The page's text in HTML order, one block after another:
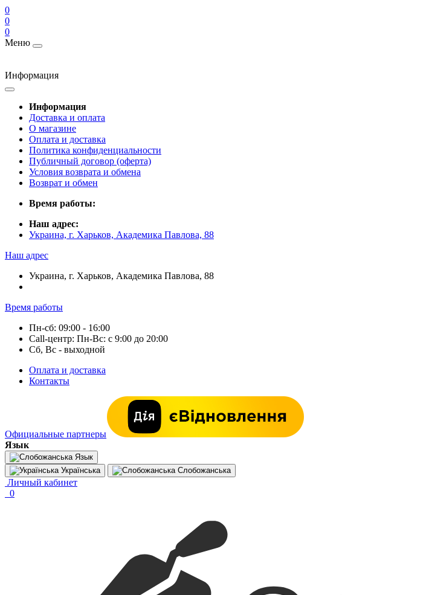
0
0
0
Меню
Информация
Информация
Доставка и оплата
О магазине
Оплата и доставка
Политика конфиденциальности
Публичный договор (оферта)
Условия возврата и обмена
Возврат и обмен
Время работы:
Наш адрес:
Украина, г. Харьков, Академика Павлова, 88
Наш адрес
Украина, г. Харьков, Академика Павлова, 88
Время работы
Пн-сб: 09:00 - 16:00
Call-центр: Пн-Вс: с 9:00 до 20:00
Сб, Вс - выходной
Оплата и доставка
Контакты
Официальные партнеры
Язык
Язык
Українська
Слобожанська
Личный кабинет
0